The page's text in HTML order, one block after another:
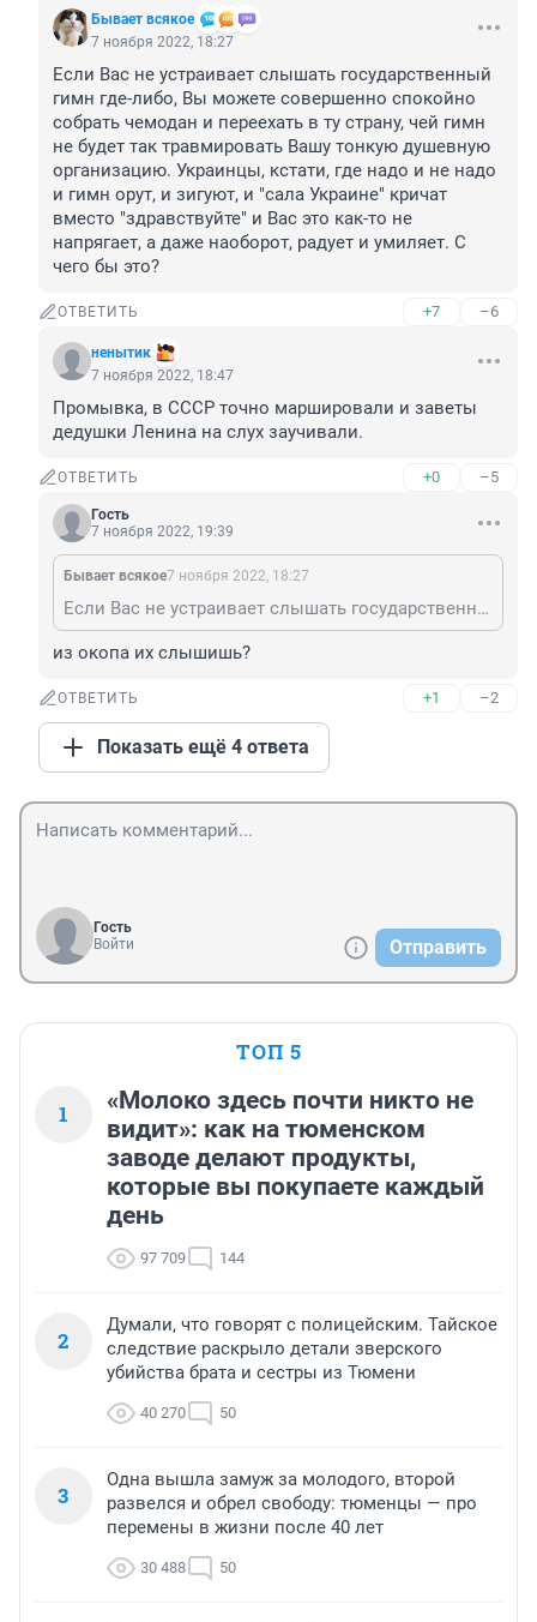
Бывает всякое
7 ноября 2022, 18:27
Если Вас не устраивает слышать государственный
гимн где-либо, Вы можете совершенно спокойно
собрать чемодан и переехать в ту страну, чей гимн
не будет так травмировать Вашу тонкую душевную
организацию. Украинцы, кстати, где надо и не надо
и гимн орут, и зигуют, и "сала Украине" кричат
вместо "здравствуйте" и Вас это как-то не
напрягает, а даже наоборот, радует и умиляет. С
чего бы это?
ОТВЕТИТЬ +7 –6
ненытик
7 ноября 2022, 18:47
Промывка, в СССР точно маршировали и заветы
дедушки Ленина на слух заучивали.
ОТВЕТИТЬ +0 –5
Гость
7 ноября 2022, 19:39
Бывает всякое7 ноября 2022, 18:27
Если Вас не устраивает слышать государственный гимн где-либо, Вы можете совершенно спокойно собрать чемодан и переехать в ту страну, чей гимн не будет так травмировать Вашу тонкую душевную организацию. Украинцы, кстати, где надо и не надо и гимн орут, и зигуют, и "сала Украине" кричат вместо "здравствуйте" и Вас это как-то не напрягает, а даже наоборот, радует и умиляет. С чего бы это?
из окопа их слышишь?
ОТВЕТИТЬ +1 –2
Показать ещё 4 ответа
Гость
Войти
Отправить
ТОП 5
1
«Молоко здесь почти никто не
видит»: как на тюменском
заводе делают продукты,
которые вы покупаете каждый
день
97 709 144
2
Думали, что говорят с полицейским. Тайское
следствие раскрыло детали зверского
убийства брата и сестры из Тюмени
40 270 50
3
Одна вышла замуж за молодого, второй
развелся и обрел свободу: тюменцы — про
перемены в жизни после 40 лет
30 488 50